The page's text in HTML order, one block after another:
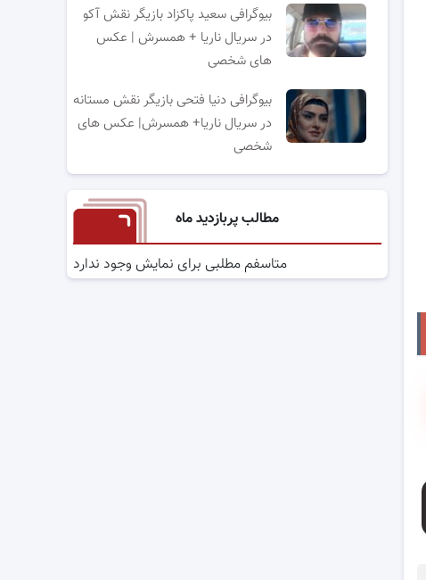
بیوگرافی سعید پاکزاد بازیگر نقش آکو
در سریال ناریا + همسرش | عکس
های شخصی
بیوگرافی دنیا فتحی بازیگر نقش مستانه
در سریال ناریا+ همسرش| عکس های
شخصی
مطالب پربازدید ماه
متاسفم مطلبی برای نمایش وجود ندارد